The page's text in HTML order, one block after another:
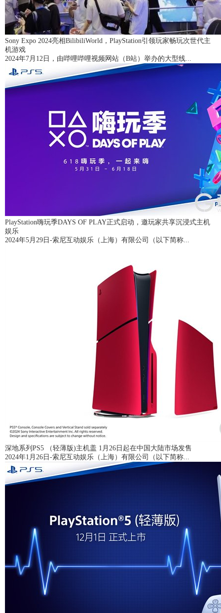
Sony Expo 2024亮相BilibiliWorld，PlayStation引领玩家畅玩次世代主
机游戏
2024年7月12日，由哔哩哔哩视频网站（B站）举办的大型线...
PlayStation嗨玩季DAYS OF PLAY正式启动，邀玩家共享沉浸式主机
娱乐
2024年5月29日-索尼互动娱乐（上海）有限公司（以下简称...
深地系列PS5 （轻薄版)​主机盖 1月26日起在中国大陆市场发售
2024年1月26日-索尼互动娱乐（上海）有限公司（以下简称...